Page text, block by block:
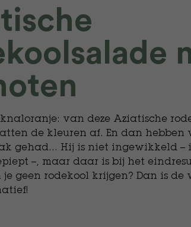
van deze Aziatische
de kleuren af. En dan hebben
gehad… Hij is niet ingewikkeld –
–, maar daar is bij het
je geen rodekool krijgen? Dan is